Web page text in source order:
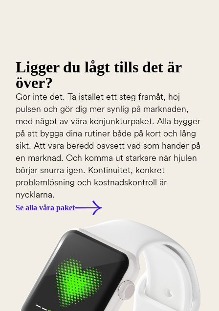
Ligger du lågt tills det är
över?
Gör inte det. Ta istället ett steg framåt, höj
pulsen och gör dig mer synlig på marknaden,
med något av våra konjunkturpaket. Alla bygger
på att bygga dina rutiner både på kort och lång
sikt. Att vara beredd oavsett vad som händer på
en marknad. Och komma ut starkare när hjulen
börjar snurra igen. Kontinuitet, konkret
problemlösning och kostnadskontroll är
nycklarna.
Se alla våra paket